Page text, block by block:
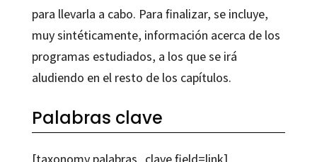
para llevarla a cabo. Para finalizar, se incluye,
muy sintéticamente, información acerca de los
programas estudiados, a los que se irá
aludiendo en el resto de los capítulos.
Palabras clave
[taxonomy palabras_clave field=link]